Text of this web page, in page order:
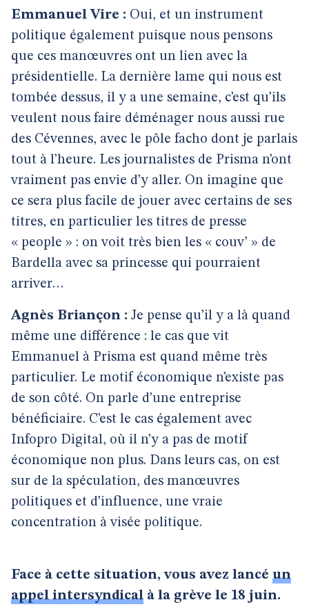
Emmanuel Vire : Oui, et un instrument
politique également puisque nous pensons
que ces manœuvres ont un lien avec la
présidentielle. La dernière lame qui nous est
tombée dessus, il y a une semaine, c’est qu’ils
veulent nous faire déménager nous aussi rue
des Cévennes, avec le pôle facho dont je parlais
tout à l’heure. Les journalistes de Prisma n’ont
vraiment pas envie d’y aller. On imagine que
ce sera plus facile de jouer avec certains de ses
titres, en particulier les titres de presse
« people » : on voit très bien les « couv’ » de
Bardella avec sa princesse qui pourraient
arriver…
Agnès Briançon : Je pense qu’il y a là quand
même une différence : le cas que vit
Emmanuel à Prisma est quand même très
particulier. Le motif économique n’existe pas
de son côté. On parle d’une entreprise
bénéficiaire. C’est le cas également avec
Infopro Digital, où il n’y a pas de motif
économique non plus. Dans leurs cas, on est
sur de la spéculation, des manœuvres
politiques et d’influence, une vraie
concentration à visée politique.
Face à cette situation, vous avez lancé un
appel intersyndical à la grève le 18 juin.